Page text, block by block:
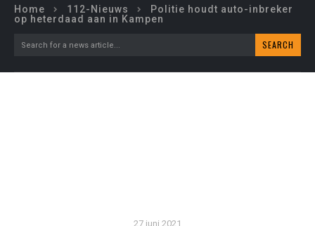
Home 112-Nieuws
Politie houdt auto-inbreker
op heterdaad aan in Kampen
Search for a news article... SEARCH
27 juni 2021